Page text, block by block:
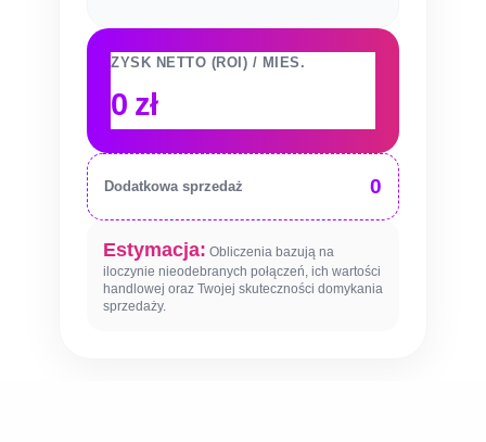
ZYSK NETTO (ROI) / MIES.
0 zł
Dodatkowa sprzedaż 0
Estymacja: Obliczenia bazują na
iloczynie nieodebranych połączeń, ich wartości
handlowej oraz Twojej skuteczności domykania
sprzedaży.